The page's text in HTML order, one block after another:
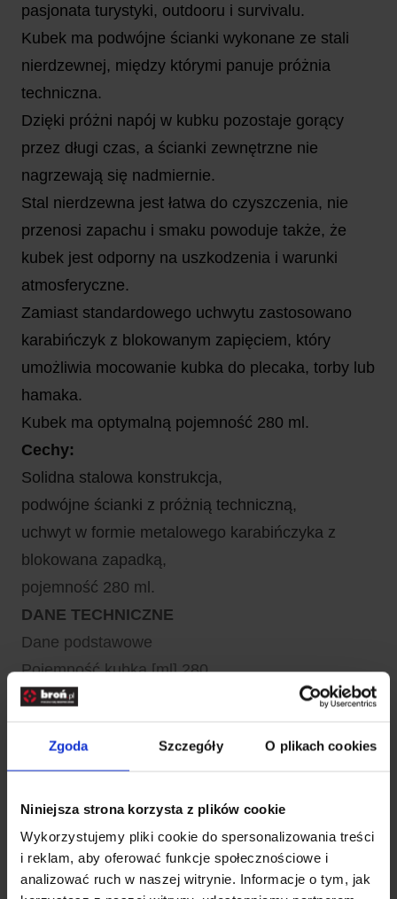
Zgoda Szczegóły O plikach cookies
Niniejsza strona korzysta z plików cookie
Wykorzystujemy pliki cookie do spersonalizowania treści
i reklam, aby oferować funkcje społecznościowe i
analizować ruch w naszej witrynie. Informacje o tym, jak
pasjonata turystyki, outdooru i survivalu.
Kubek ma podwójne ścianki wykonane ze stali
nierdzewnej, między którymi panuje próżnia
techniczna.
Dzięki próżni napój w kubku pozostaje gorący
przez długi czas, a ścianki zewnętrzne nie
nagrzewają się nadmiernie.
Stal nierdzewna jest łatwa do czyszczenia, nie
przenosi zapachu i smaku powoduje także, że
kubek jest odporny na uszkodzenia i warunki
atmosferyczne.
Zamiast standardowego uchwytu zastosowano
karabińczyk z blokowanym zapięciem, który
umożliwia mocowanie kubka do plecaka, torby lub
hamaka.
Kubek ma optymalną pojemność 280 ml.
Cechy:
Solidna stalowa konstrukcja,
podwójne ścianki z próżnią techniczną,
uchwyt w formie metalowego karabińczyka z
blokowana zapadką,
pojemność 280 ml.
DANE TECHNICZNE
Dane podstawowe
Pojemność kubka [ml] 280
Dane dodatkowe
Wymiary
Szerokość [mm] 75
Wysokość całkowita [mm] 88
Informacje producenta
Producent M-TAC, Ukraina